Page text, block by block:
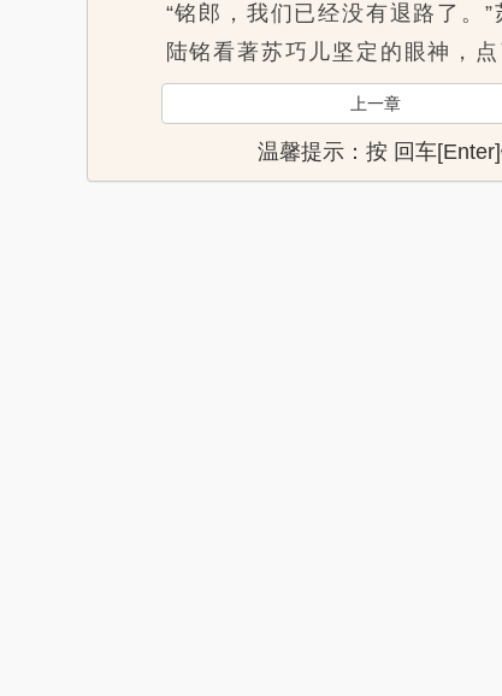
“铭郎，我们已经没有退路了。”
陆铭看著苏巧儿坚定的眼神，点
上一章
温馨提示：按 回车